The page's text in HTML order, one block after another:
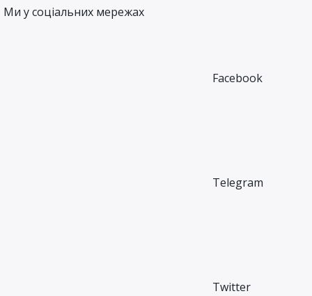
Ми у соціальних мережах
Facebook
Telegram
Twitter